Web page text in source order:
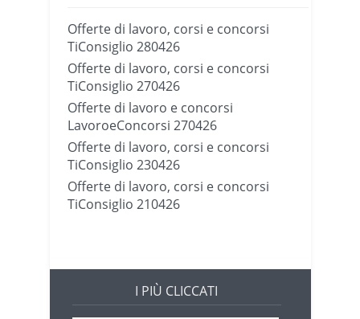
Offerte di lavoro, corsi e concorsi
TiConsiglio 280426
Offerte di lavoro, corsi e concorsi
TiConsiglio 270426
Offerte di lavoro e concorsi
LavoroeConcorsi 270426
Offerte di lavoro, corsi e concorsi
TiConsiglio 230426
Offerte di lavoro, corsi e concorsi
TiConsiglio 210426
I PIÙ CLICCATI